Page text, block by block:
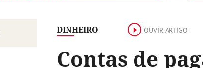
DINHEIRO OUVIR ARTIGO
Contas de